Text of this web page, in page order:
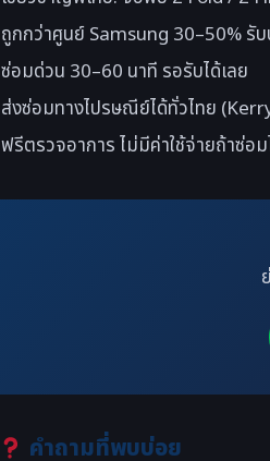
ถูกกว่าศูนย์ Samsung 30–50% รั
ซ่อมด่วน 30–60 นาที รอรับได้เลย
ส่งซ่อมทางไปรษณีย์ได้ทั่วไทย
ฟรีตรวจอาการ ไม่มีค่าใช้จ่ายถ้าซ่อม
คำถามที่พบบ่อย